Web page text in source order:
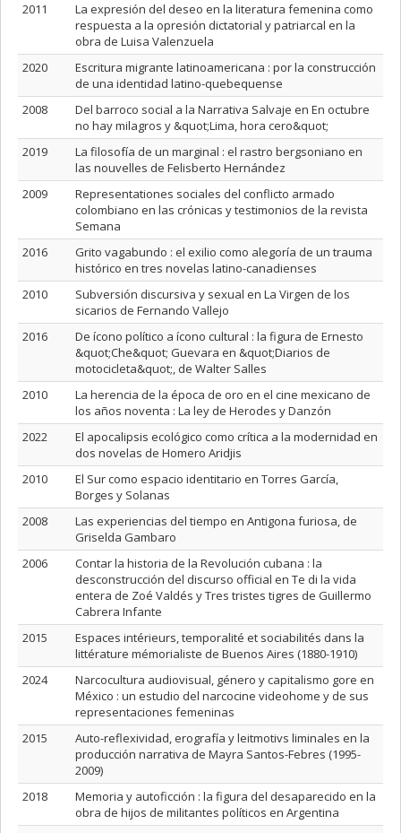
2011
La expresión del deseo en la literatura femenina como
respuesta a la opresión dictatorial y patriarcal en la
obra de Luisa Valenzuela
2020
Escritura migrante latinoamericana : por la construcción
de una identidad latino-quebequense
2008
Del barroco social a la Narrativa Salvaje en En octubre
no hay milagros y &quot;Lima, hora cero&quot;
2019
La filosofía de un marginal : el rastro bergsoniano en
las nouvelles de Felisberto Hernández
2009
Representationes sociales del conflicto armado
colombiano en las crónicas y testimonios de la revista
Semana
2016
Grito vagabundo : el exilio como alegoría de un trauma
histórico en tres novelas latino-canadienses
2010
Subversión discursiva y sexual en La Virgen de los
sicarios de Fernando Vallejo
2016
De ícono político a ícono cultural : la figura de Ernesto
&quot;Che&quot; Guevara en &quot;Diarios de
motocicleta&quot;, de Walter Salles
2010
La herencia de la época de oro en el cine mexicano de
los años noventa : La ley de Herodes y Danzón
2022
El apocalipsis ecológico como crítica a la modernidad en
dos novelas de Homero Aridjis
2010
El Sur como espacio identitario en Torres García,
Borges y Solanas
2008
Las experiencias del tiempo en Antigona furiosa, de
Griselda Gambaro
2006
Contar la historia de la Revolución cubana : la
desconstrucción del discurso official en Te di la vida
entera de Zoé Valdés y Tres tristes tigres de Guillermo
Cabrera Infante
2015
Espaces intérieurs, temporalité et sociabilités dans la
littérature mémorialiste de Buenos Aires (1880-1910)
2024
Narcocultura audiovisual, género y capitalismo gore en
México : un estudio del narcocine videohome y de sus
representaciones femeninas
2015
Auto-reflexividad, erografía y leitmotivs liminales en la
producción narrativa de Mayra Santos-Febres (1995-
2009)
2018
Memoria y autoficción : la figura del desaparecido en la
obra de hijos de militantes políticos en Argentina